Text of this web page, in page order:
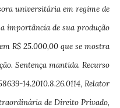
universitária em regime de
importância de sua produção
R$ 25.000,00 que se mostra
Sentença mantida. Recurso
14.2010.8.26.0114, Relator
de Direito Privado,